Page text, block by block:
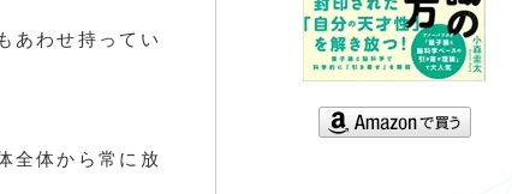
あわせ持ってい
全体から常に放